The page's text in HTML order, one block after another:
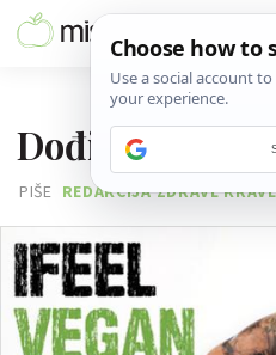
Dođi na 5.
PIŠE REDAKCIJA ZDRAVE KRAVE